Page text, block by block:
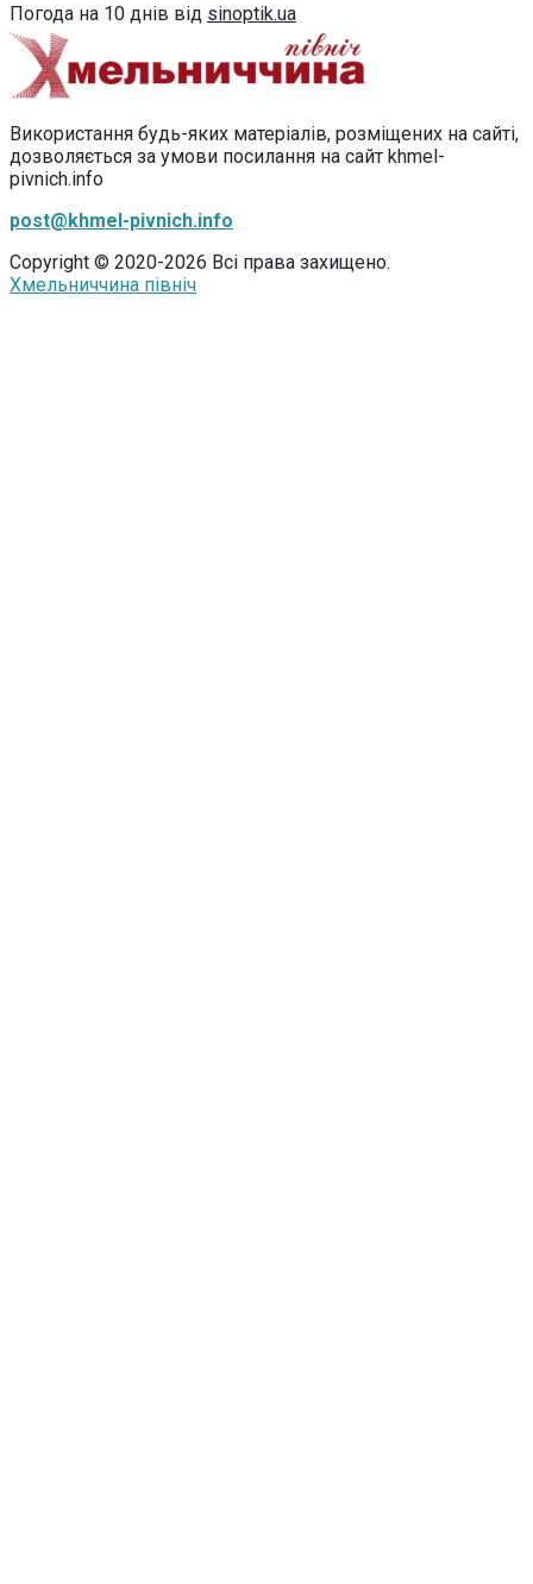
Погода на 10 днів від sinoptik.ua
Використання будь-яких матеріалів, розміщених на сайті,
дозволяється за умови посилання на сайт khmel-
pivnich.info
post@khmel-pivnich.info
Copyright © 2020-2026 Всі права захищено.
Хмельниччина північ